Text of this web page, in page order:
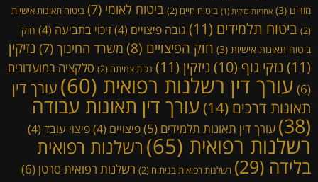
מורים (3) אחריות נזיקית (1) ביטוח חיים (2) ביטוח לאומי (7)
ביטוח תאונות אישיות
(2)
ביטוח תלמידים (11) גובה פיצויים (4) זיכוי בתביעה (4)
חוק
ביטוח תאונות אישיות (3) חוק הפיצויים (8) משרד החינוך (7)
נזיקין
(11)
נזקי גוף (10) ניזקין (11) נכות צמיתה (2)
סלקציה במועדונים
(6)
עורך דין רשלנות רפואית (60)
עורך דין
תאונות דרכים (14) עורך דין תאונות עבודה
(38) עורך דין תאונות תלמידים (5) פיצויים (4) פיצוי עובד (4)
רשלנות רפואית (65)
רשלנות רפואית
בלידה (29) רשלנות רפואית בניתוח (2) רשלנות רפואית סרטן(6)